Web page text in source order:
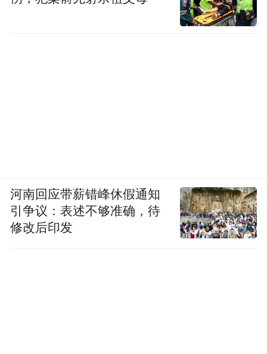
河南回应带薪错峰休假通知
引争议：表述不够准确，待
修改后印发